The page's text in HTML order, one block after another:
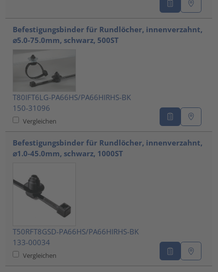
Befestigungsbinder für Rundlöcher, innenverzahnt,
⌀5.0-75.0mm, schwarz, 500ST
T80IFT6LG-PA66HS/PA66HIRHS-BK
150-31096
Vergleichen
Befestigungsbinder für Rundlöcher, innenverzahnt,
⌀1.0-45.0mm, schwarz, 1000ST
T50RFT8GSD-PA66HS/PA66HIRHS-BK
133-00034
Vergleichen